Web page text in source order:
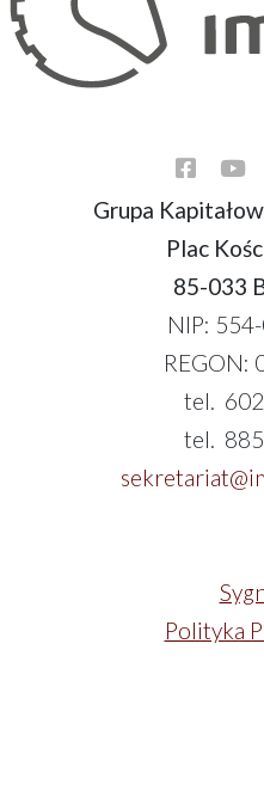
Grupa
Plac
85-033
NIP:
REGON:
tel.
tel.
Polityka